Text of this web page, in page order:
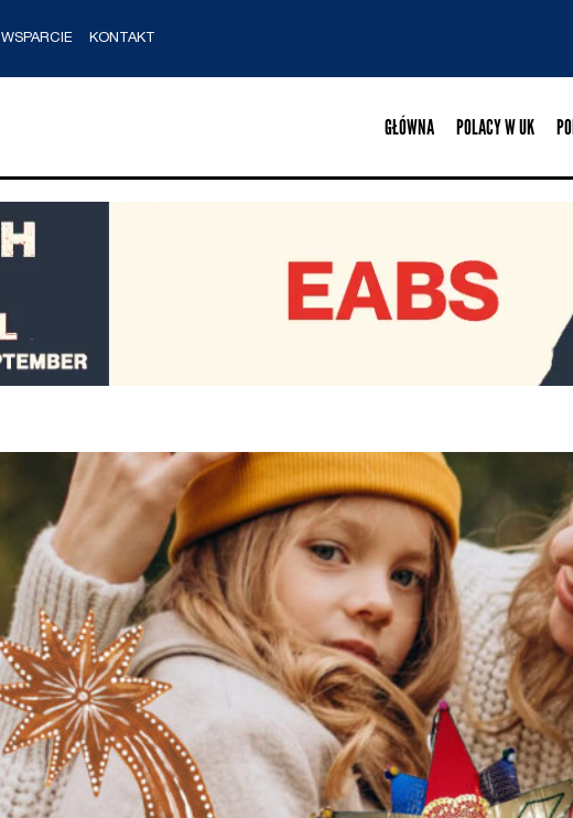
WSPARCIE KONTAKT
GŁÓWNA POLACY W UK